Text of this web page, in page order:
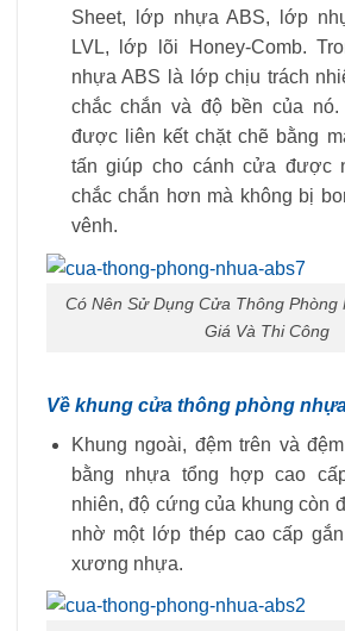
Sheet, lớp nhựa ABS, lớp
LVL, lớp lõi Honey-Comb.
nhựa ABS là lớp chịu trách
chắc chắn và độ bền của
được liên kết chặt chẽ bằng
tấn giúp cho cánh cửa được
chắc chắn hơn mà không bị
vênh.
Có Nên Sử Dụng Cửa Thông Phòng
Giá Và Thi Công
Về khung cửa thông phòng
Khung ngoài, đệm trên và
bằng nhựa tổng hợp cao
nhiên, độ cứng của khung còn
nhờ một lớp thép cao cấp
xương nhựa.